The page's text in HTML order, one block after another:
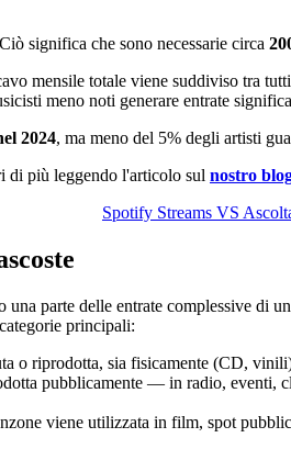
significa che sono necessarie circa
mensile totale viene suddiviso tra
meno noti generare entrate
2024, ma meno del 5% degli artisti
di più leggendo l'articolo sul nostro
Spotify Streams VS
parte delle entrate complessive di
principali:
o riprodotta, sia fisicamente (CD,
pubblicamente — in radio, eventi,
viene utilizzata in film, spot